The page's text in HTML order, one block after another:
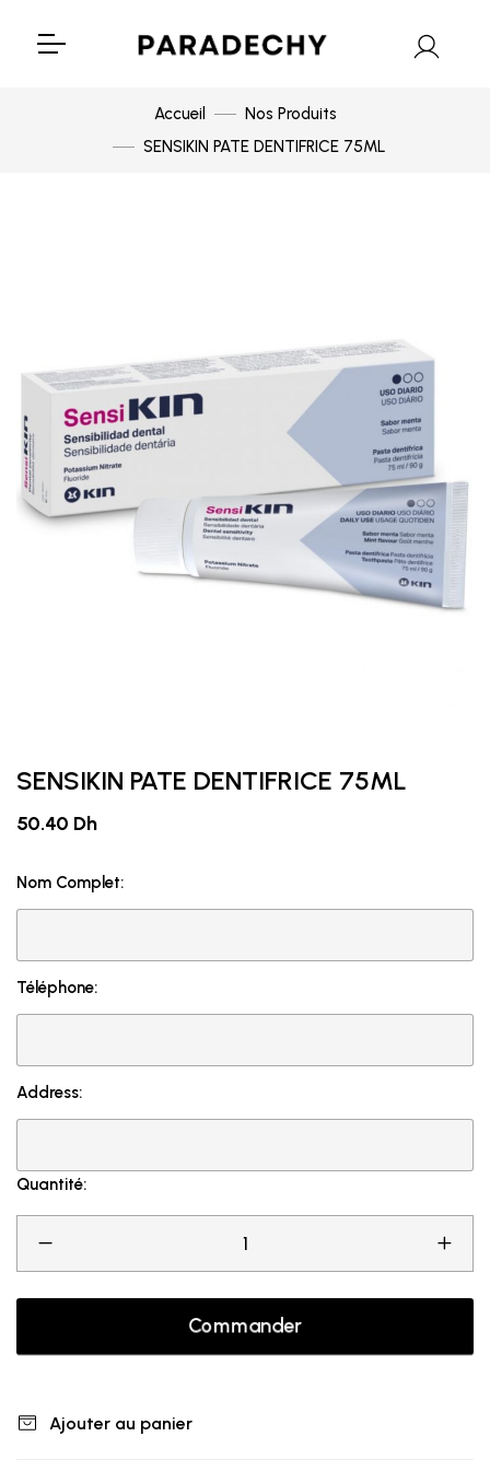
Accueil
Nos Produits
SENSIKIN PATE DENTIFRICE 75ML
SENSIKIN PATE DENTIFRICE 75ML
50.40 Dh
Nom Complet:
Téléphone:
Address:
Quantité:
Commander
Ajouter au panier